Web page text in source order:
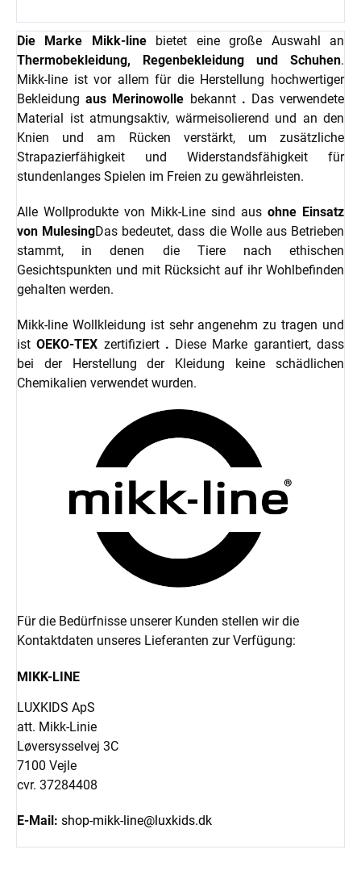
Die Marke Mikk-linebietet eine große Auswahl an
Thermobekleidung, Regenbekleidung und Schuhen.
Mikk-line ist vor allem für die Herstellung hochwertiger
Bekleidungaus Merinowolle bekannt . Das verwendete
Material ist atmungsaktiv, wärmeisolierend und an den
Knien und am Rücken verstärkt, um zusätzliche
Strapazierfähigkeit und Widerstandsfähigkeit für
stundenlanges Spielen im Freien zu gewährleisten.
Alle Wollprodukte von Mikk-Line sind aus ohne Einsatz
von MulesingDas bedeutet, dass die Wolle aus Betrieben
stammt, in denen die Tiere nach ethischen
Gesichtspunkten und mit Rücksicht auf ihr Wohlbefinden
gehalten werden.
Mikk-line Wollkleidung ist sehr angenehm zu tragen und
istOEKO-TEX zertifiziert . Diese Marke garantiert, dass
bei der Herstellung der Kleidung keine schädlichen
Chemikalien verwendet wurden.
Für die Bedürfnisse unserer Kunden stellen wir die
Kontaktdaten unseres Lieferanten zur Verfügung:
MIKK-LINE
LUXKIDS ApS
att. Mikk-Linie
Løversysselvej 3C
7100 Vejle
cvr. 37284408
E-Mail: shop-mikk-line@luxkids.dk